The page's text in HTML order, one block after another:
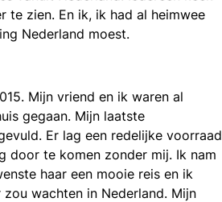
te zien. En ik, ik had al heimwee
Nederland moest.
Mijn vriend en ik waren al
gegaan. Mijn laatste
Er lag een redelijke voorraad
door te komen zonder mij. Ik nam
haar een mooie reis en ik
wachten in Nederland. Mijn